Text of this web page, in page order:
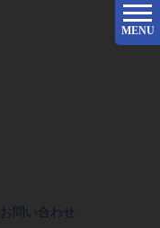
お問い合わせ
MENU